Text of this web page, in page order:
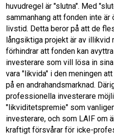
huvudregel är "slutna". Med
sammanhang att fonden inte
livstid. Detta beror på att de
långsiktiga projekt är av illikvid
förhindrar att fonden kan
investerare som vill lösa in
vara "likvida" i den meningen
på en andrahandsmarknad.
professionella investerare
"likviditetspremie" som
investerare, och som LAIF om
kraftigt försvårar för icke-